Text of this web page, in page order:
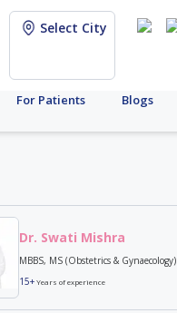
Select City
For Patients Blogs
Dr. Swati Mishra
MBBS, MS (Obstetrics & Gynaecology)
15+Years of experience